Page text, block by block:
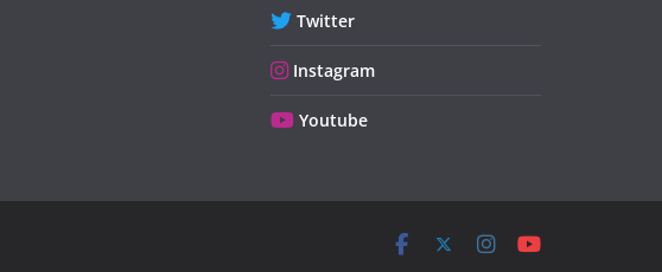
Twitter
Instagram
Youtube